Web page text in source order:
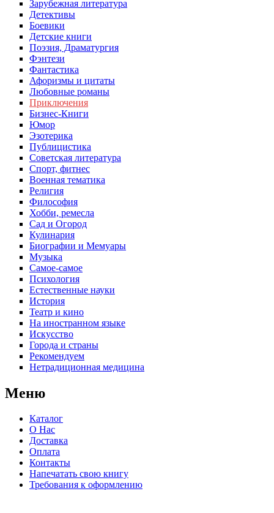
Зарубежная литература
Детективы
Боевики
Детские книги
Поэзия, Драматургия
Фэнтези
Фантастика
Афоризмы и цитаты
Любовные романы
Приключения
Бизнес-Книги
Юмор
Эзотерика
Публицистика
Советская литература
Спорт, фитнес
Военная тематика
Религия
Философия
Хобби, ремесла
Сад и Огород
Кулинария
Биографии и Мемуары
Музыка
Самое-самое
Психология
Естественные науки
История
Театр и кино
На иностранном языке
Искусство
Города и страны
Рекомендуем
Нетрадиционная медицина
Меню
Каталог
О Нас
Доставка
Оплата
Контакты
Напечатать свою книгу
Требования к оформлению